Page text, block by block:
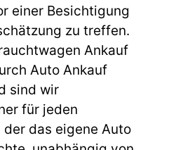
einer Besichtigung
zu treffen.
Ankauf
Auto Ankauf
sind wir
für jeden
der das eigene Auto